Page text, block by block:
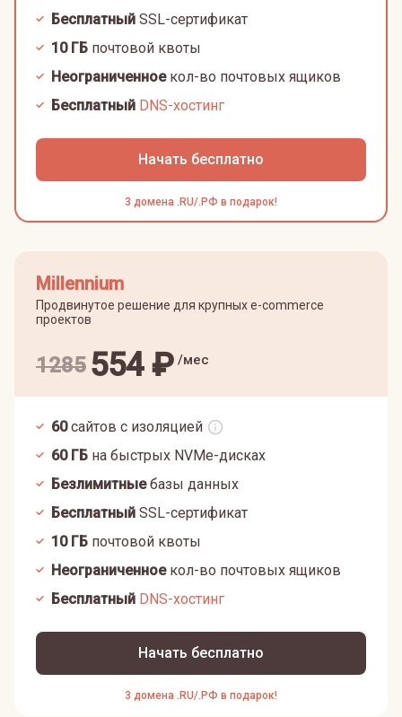
Бесплатный SSL-сертификат
10ГБ почтовой квоты
Неограниченноекол-во почтовых ящиков
Бесплатный DNS-хостинг
Начать бесплатно
3 домена .RU/.РФ в подарок!
Millennium
Продвинутое решение для крупных e-commerce
проектов
1285 554₽ /мес
60 сайтов с изоляцией
60ГБ на быстрых NVMe-дисках
Безлимитныебазы данных
Бесплатный SSL-сертификат
10ГБ почтовой квоты
Неограниченноекол-во почтовых ящиков
Бесплатный DNS-хостинг
Начать бесплатно
3 домена .RU/.РФ в подарок!